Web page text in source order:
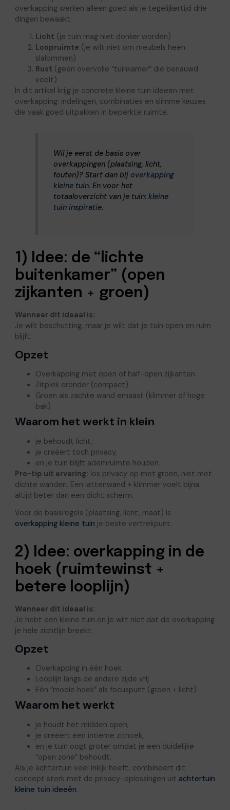
overkapping werken alleen goed als je tegelijkertijd drie
dingen bewaakt:
Licht (je tuin mag niet donker worden)
Loopruimte (je wilt niet om meubels heen
slalommen)
Rust (geen overvolle “tuinkamer” die benauwd
voelt)
In dit artikel krijg je concrete kleine tuin ideeen met
overkapping: indelingen, combinaties en slimme keuzes
die vaak goed uitpakken in beperkte ruimte.
Wil je eerst de basis over
overkappingen (plaatsing, licht,
fouten)? Start dan bij overkapping
kleine tuin. En voor het
totaaloverzicht van je tuin: kleine
tuin inspiratie.
1) Idee: de “lichte
buitenkamer” (open
zijkanten + groen)
Wanneer dit ideaal is:
Je wilt beschutting, maar je wilt dat je tuin open en ruim
blijft.
Opzet
Overkapping met open of half-open zijkanten
Zitplek eronder (compact)
Groen als zachte wand ernaast (klimmer of hoge
bak)
Waarom het werkt in klein
je behoudt licht,
je creëert toch privacy,
en je tuin blijft ademruimte houden.
Pro-tip uit ervaring: los privacy op met groen, niet met
dichte wanden. Een lattenwand + klimmer voelt bijna
altijd beter dan een dicht scherm.
Voor de basisregels (plaatsing, licht, maat) is
overkapping kleine tuin je beste vertrekpunt.
2) Idee: overkapping in de
hoek (ruimtewinst +
betere looplijn)
Wanneer dit ideaal is:
Je hebt een kleine tuin en je wilt niet dat de overkapping
je hele zichtlijn breekt.
Opzet
Overkapping in één hoek
Looplijn langs de andere zijde vrij
Eén “mooie hoek” als focuspunt (groen + licht)
Waarom het werkt
je houdt het midden open,
je creëert een intieme zithoek,
en je tuin oogt groter omdat je een duidelijke
“open zone” behoudt.
Als je achtertuin veel inkijk heeft, combineert dit
concept sterk met de privacy-oplossingen uit achtertuin
kleine tuin ideeën.